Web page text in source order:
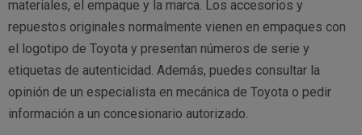
materiales, el empaque y la marca. Los accesorios y
repuestos originales normalmente vienen en empaques con
el logotipo de Toyota y presentan números de serie y
etiquetas de autenticidad. Además, puedes consultar la
opinión de un especialista en mecánica de Toyota o pedir
información a un concesionario autorizado.